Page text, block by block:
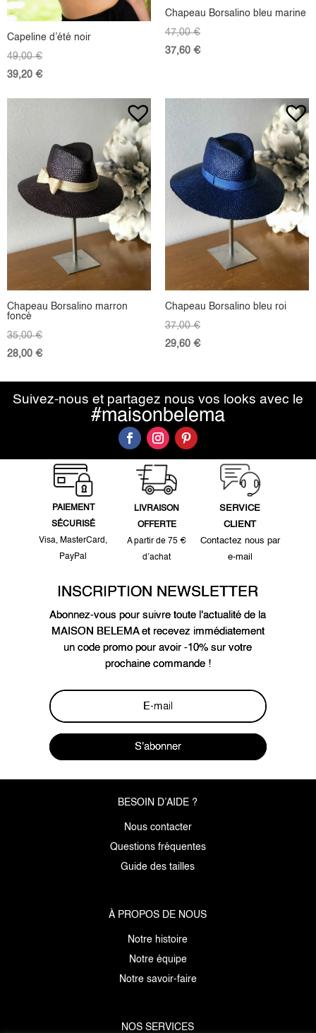
Capeline d’été noir
49,00€
39,20 €
Chapeau Borsalino bleu marine
47,00€
37,60 €
Chapeau Borsalino marron
foncé
35,00€
28,00 €
Chapeau Borsalino bleu roi
37,00€
29,60 €
Suivez-nous et partagez nous vos looks avec le
#maisonbelema
PAIEMENT
SÉCURISÉ
Visa, MasterCard,
PayPal
LIVRAISON
OFFERTE
A partir de 75 €
d’achat
SERVICE
CLIENT
Contactez nous par
e-mail
INSCRIPTION NEWSLETTER
Abonnez-vous pour suivre toute l'actualité de la
MAISON BELEMA et recevez immédiatement
un code promo pour avoir -10% sur votre
prochaine commande !
S'abonner
BESOIN D’AIDE ?
Nous contacter
Questions fréquentes
Guide des tailles
À PROPOS DE NOUS
Notre histoire
Notre équipe
Notre savoir-faire
NOS SERVICES